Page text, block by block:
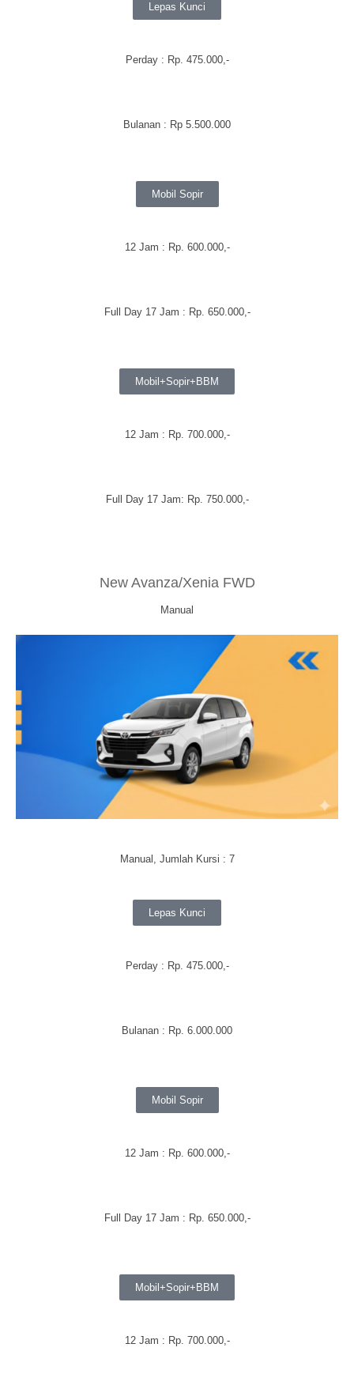
Lepas Kunci
Perday: Rp. 475.000,-
Bulanan : Rp 5.500.000
Mobil Sopir
12 Jam : Rp. 600.000,-
Full Day 17 Jam : Rp. 650.000,-
Mobil+Sopir+BBM
12 Jam : Rp. 700.000,-
Full Day 17 Jam: Rp. 750.000,-
New Avanza/Xenia FWD
Manual
Manual, Jumlah Kursi : 7
Lepas Kunci
Perday: Rp. 475.000,-
Bulanan : Rp. 6.000.000
Mobil Sopir
12 Jam : Rp. 600.000,-
Full Day 17 Jam : Rp. 650.000,-
Mobil+Sopir+BBM
12 Jam : Rp. 700.000,-